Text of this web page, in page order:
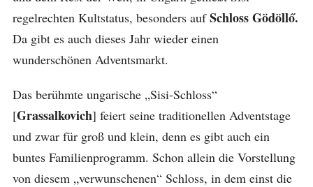
regelrechten Kultstatus, besonders aufSchloss Gödöllő.
Da gibt es auch dieses Jahr wieder einen
wunderschönen Adventsmarkt.
Das berühmte ungarische „Sisi-Schloss“
[Grassalkovich] feiert seine traditionellen Adventstage
und zwar für groß und klein, denn es gibt auch ein
buntes Familienprogramm. Schon allein die Vorstellung
von diesem „verwunschenen“ Schloss, in dem einst die